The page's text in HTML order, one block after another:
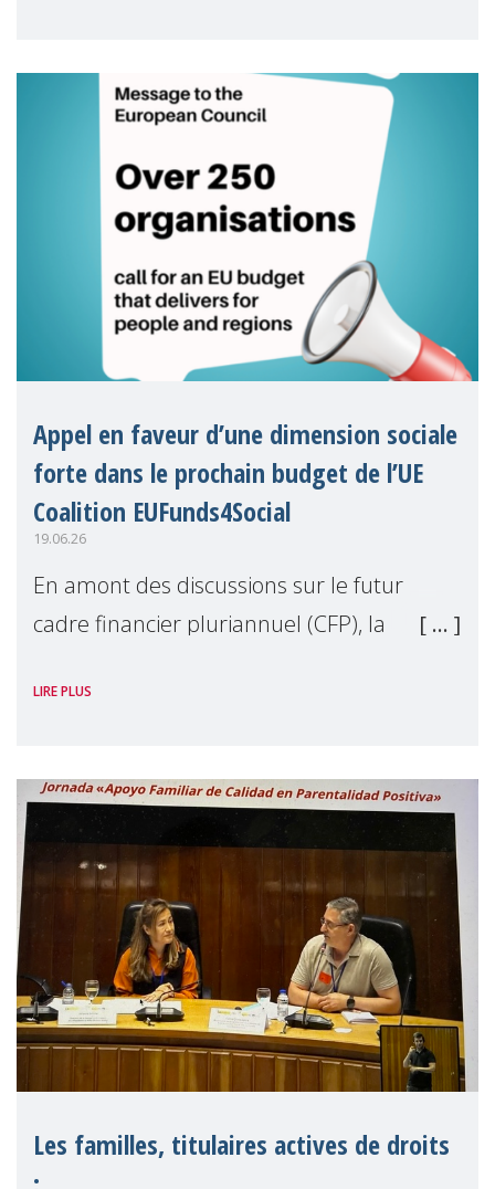
européenne comme une avancée
significative pour les droits de
Appel en faveur d’une dimension sociale
forte dans le prochain budget de l’UE
Coalition EUFunds4Social
19.06.26
En amont des discussions sur le futur
cadre financier pluriannuel (CFP), la
membre, a publié une lettre ouverte
et à renfo
LIRE PLUS
Les familles, titulaires actives de droits